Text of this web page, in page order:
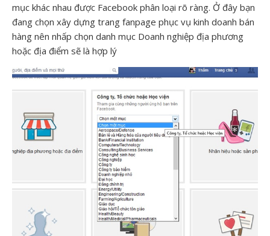
mục khác nhau được Facebook phân loại rõ ràng. Ở đây bạn
đang chọn xây dựng trang fanpage phục vụ kinh doanh bán
hàng nên nhấp chọn danh mục Doanh nghiệp địa phương
hoặc địa điểm sẽ là hợp lý